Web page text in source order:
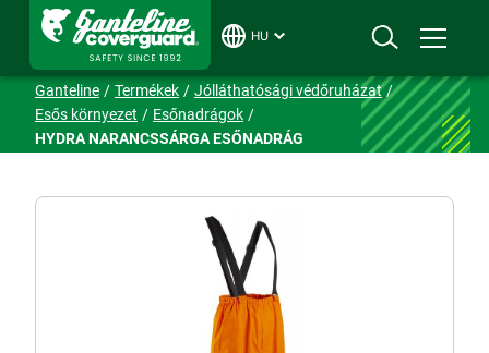
HU
Ganteline Termékek
Jólláthatósági védőruházat
Esős környezet
Esőnadrágok
HYDRA NARANCSSÁRGA ESŐNADRÁG